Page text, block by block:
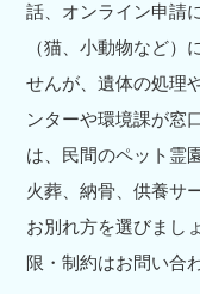
話、オンライン申請
（猫、小動物など）
せんが、遺体の処理
ンターや環境課が窓
は、民間のペット霊
火葬、納骨、供養サ
お別れ方を選びまし
限・制約はお問い合